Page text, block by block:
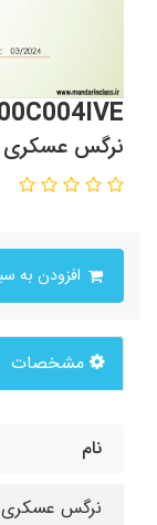
نرگس عسکری
مشخصات
نام
نرگس عسکری